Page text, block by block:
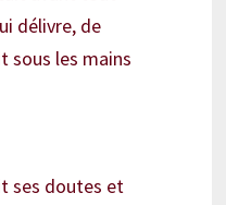
délivre, de
sous les mains
ses doutes et